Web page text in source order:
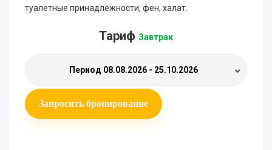
туалетные принадлежности, фен, халат.
Тариф Завтрак
Период 08.08.2026 - 25.10.2026
Запросить бронирование